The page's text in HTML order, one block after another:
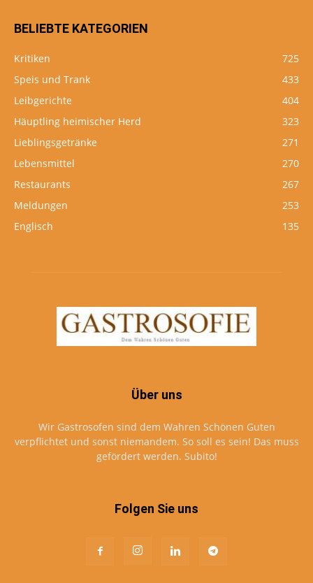
BELIEBTE KATEGORIEN
Kritiken
725
Speis und Trank
433
Leibgerichte
404
Häuptling heimischer Herd
323
Lieblingsgetränke
271
Lebensmittel
270
Restaurants
267
Meldungen
253
Englisch
135
Über uns
Wir Gastrosofen sind dem Wahren Schönen Guten
verpflichtet und sonst niemandem. So soll es sein! Das muss
gefördert werden. Subito!
Folgen Sie uns